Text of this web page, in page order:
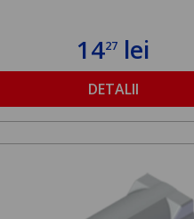
1427 lei
DETALII